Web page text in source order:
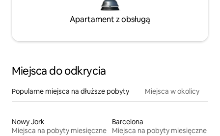
Apartament z obsługą
Miejsca do odkrycia
Popularne miejsca na dłuższe pobyty Miejsca w okolicy
Nowy Jork
Miejsca na pobyty miesięczne
Barcelona
Miejsca na pobyty miesięczne